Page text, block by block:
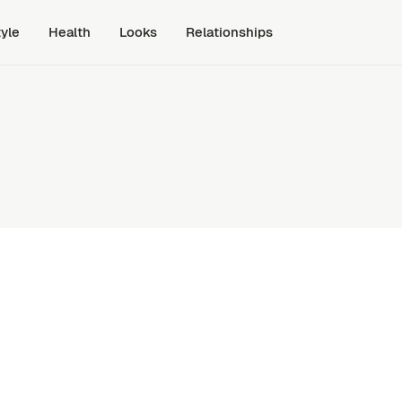
Health Looks Relationships